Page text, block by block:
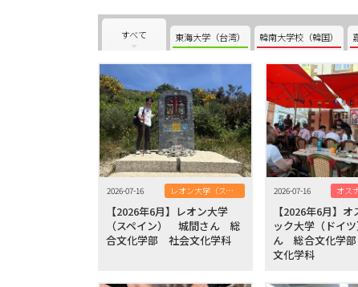
すべて 東海大学（台湾） 韓南大学校（韓国）
2026-07-16 レオン大学（スペイン）
【2026年6月】レオン大学
（スペイン） 城間さん 総
合文化学部 社会文化学科
2026-07-16
【2026年6月】
ック大学（ドイ
ん 総合文化学
文化学科